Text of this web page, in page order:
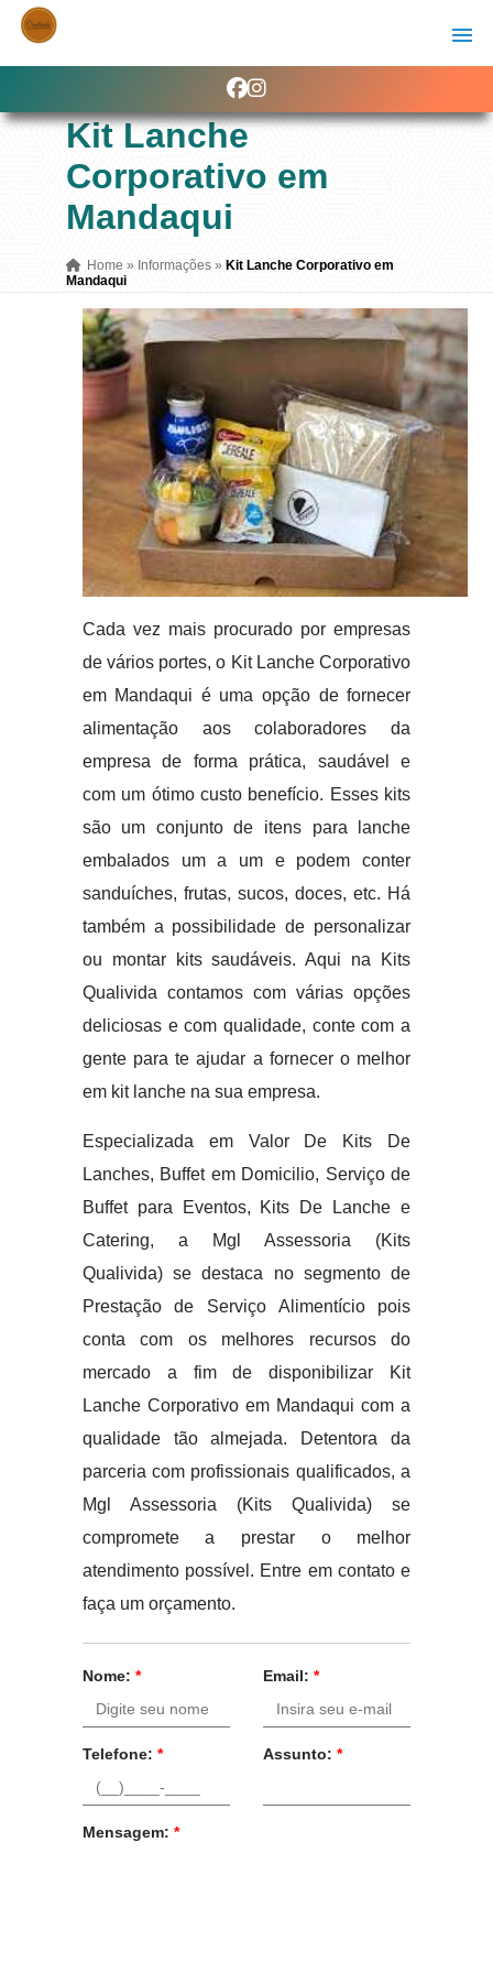
Kit Lanche
Corporativo em
Mandaqui
Home » Informações » Kit Lanche Corporativo em
Mandaqui
Cada vez mais procurado por empresas
de vários portes, o Kit Lanche Corporativo
em Mandaqui é uma opção de fornecer
alimentação aos colaboradores da
empresa de forma prática, saudável e
com um ótimo custo benefício. Esses kits
são um conjunto de itens para lanche
embalados um a um e podem conter
sanduíches, frutas, sucos, doces, etc. Há
também a possibilidade de personalizar
ou montar kits saudáveis. Aqui na Kits
Qualivida contamos com várias opções
deliciosas e com qualidade, conte com a
gente para te ajudar a fornecer o melhor
em kit lanche na sua empresa.
Especializada em Valor De Kits De
Lanches, Buffet em Domicilio, Serviço de
Buffet para Eventos, Kits De Lanche e
Catering, a Mgl Assessoria (Kits
Qualivida) se destaca no segmento de
Prestação de Serviço Alimentício pois
conta com os melhores recursos do
mercado a fim de disponibilizar Kit
Lanche Corporativo em Mandaqui com a
qualidade tão almejada. Detentora da
parceria com profissionais qualificados, a
Mgl Assessoria (Kits Qualivida) se
compromete a prestar o melhor
atendimento possível. Entre em contato e
faça um orçamento.
Nome: * Email: *
Telefone: * Assunto: *
Mensagem: *